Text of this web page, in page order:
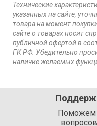
Технические
указанных на сайте,
товара на момент
сайте о товарах носит
публичной офертой в
ГК РФ. Убедительно
наличие желаемых
Поможем